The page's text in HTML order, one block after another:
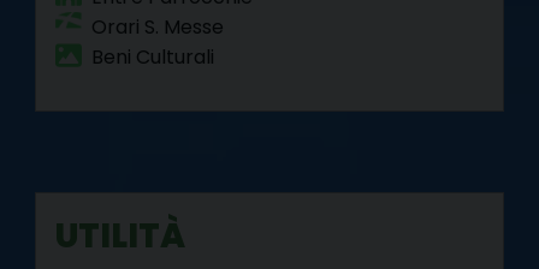
Orari S. Messe
Beni Culturali
UTILITÀ